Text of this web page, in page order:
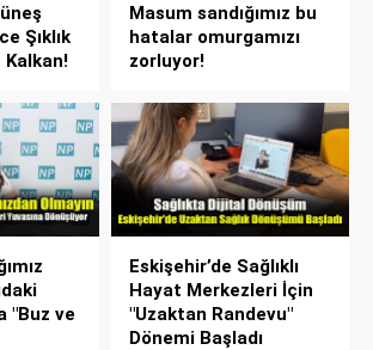
Şıklık
Kalkan!
Masum sandığımız bu
hatalar omurgamızı
zorluyor!
"Buz ve
Eskişehir’de Sağlıklı
Hayat Merkezleri İçin
"Uzaktan Randevu"
Dönemi Başladı